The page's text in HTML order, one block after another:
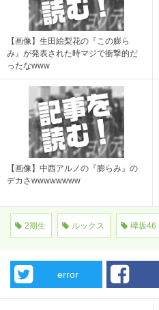
【画像】生田絵梨花の『この膨ら
み』が発表された時マジで衝撃的だ
ったなwww
【画像】中西アルノの『膨らみ』の
デカさwwwwwwww
2期生 ルックス 欅坂46
error